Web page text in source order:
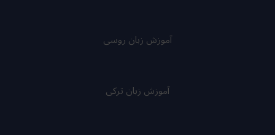
آموزش زبان روسی
آموزش زبان ترکی